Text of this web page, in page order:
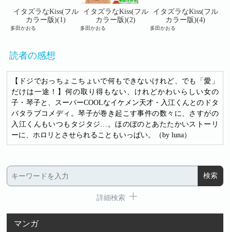
イタズラなKiss(フル
カラー版)(1)
多田かおる
イタズラなKiss(フル
カラー版)(2)
多田かおる
イタズラなKiss(フル
カラー版)(4)
多田かおる
読者の感想
【ドジでおっちょこちょいで何もできないけれど、でも「愛」
だけは一途！】何の取り得もない、けれどかわいらしい女の
子・琴子と、スーパーCOOLなイケメン天才・入江くんとのドタ
バタラブコメディ。琴子が巻き起こす事件の数々に、さすがの
入江くんもいつもタジタジ…。ほのぼのとあたたかいストーリ
ーに、ホロリとさせられることもいっぱい。（by luna）
詳細検索
マンガ